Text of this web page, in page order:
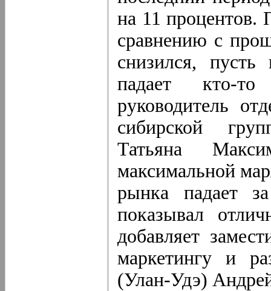
на 11 процентов.
сравнению с
снизился,
падает кто-
руководитель
сибирской
Татьяна
максимальной
рынка падает
показывал
добавляет
маркетингу и
(Улан-Удэ)